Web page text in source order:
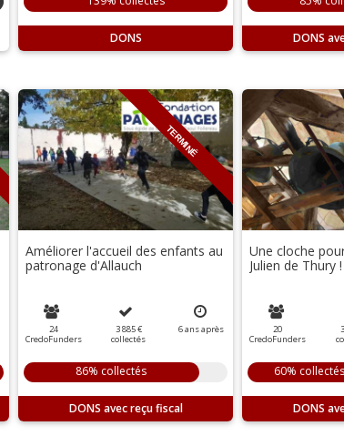
DONS DONS
TERMINÉ
Améliorer l'accueil des enfants au
patronage d'Allauch
24
CredoFunders
3 885 €
collectés
6ansaprès
86% collectés
DONS
Une cloche
Julien de Thury !
20
CredoFunders
60% collectés
DONS